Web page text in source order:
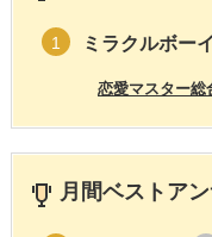
1 ミラクルボーイ
恋愛マスター総
月間ベストア